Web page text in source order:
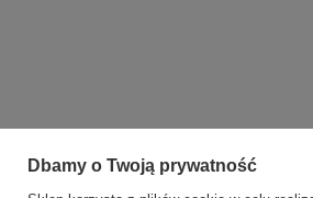
Dbamy o Twoją prywatność